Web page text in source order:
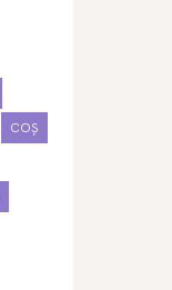
COȘ